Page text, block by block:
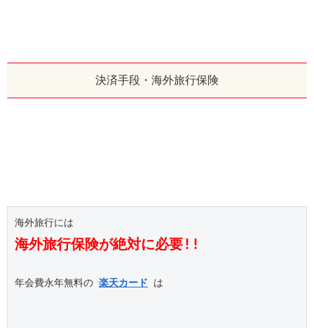
決済手段・海外旅行保険
海外旅行保険が絶対に必要!!
年会費永年無料の 楽天カード は